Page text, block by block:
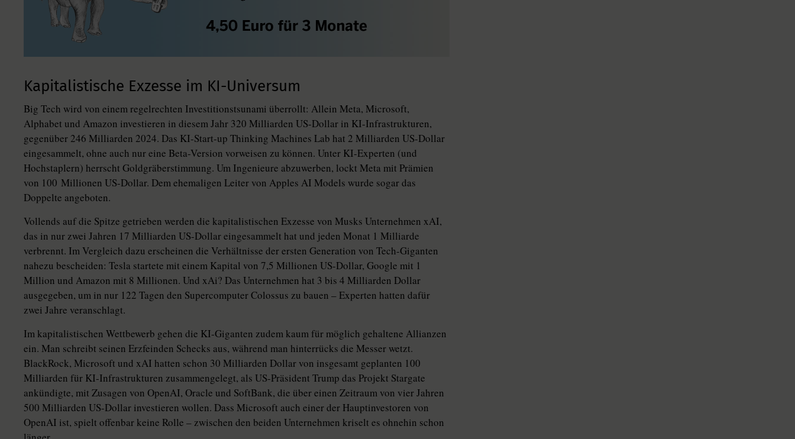
Kapitalistische Exzesse im KI-Universum
Big Tech wird von einem regelrechten Investitionstsunami überrollt: Allein Meta, Microsoft,
Alphabet und Amazon investieren in diesem Jahr 320 Milliarden US-Dollar in KI-Infrastrukturen,
gegenüber 246 Milliarden 2024. Das KI-Start-up Thinking Machines Lab hat 2 Milliarden US-Dollar
eingesammelt, ohne auch nur eine Beta-Version vorweisen zu können. Unter KI-Experten (und
Hochstaplern) herrscht Goldgräberstimmung. Um Ingenieure abzuwerben, lockt Meta mit Prämien
von 100 Millionen US-Dollar. Dem ehemaligen Leiter von Apples AI Models wurde sogar das
Doppelte angeboten.
Vollends auf die Spitze getrieben werden die kapitalistischen Exzesse von Musks Unternehmen xAI,
das in nur zwei Jahren 17 Milliarden US-Dollar eingesammelt hat und jeden Monat 1 Milliarde
verbrennt. Im Vergleich dazu erscheinen die Verhältnisse der ersten Generation von Tech-Giganten
nahezu bescheiden: Tesla startete mit einem Kapital von 7,5 Millionen US-Dollar, Google mit 1
Million und Amazon mit 8 Millionen. Und xAi? Das Unternehmen hat 3 bis 4 Milliarden Dollar
ausgegeben, um in nur 122 Tagen den Supercomputer Colossus zu bauen – Experten hatten dafür
zwei Jahre veranschlagt.
Im kapitalistischen Wettbewerb gehen die KI-Giganten zudem kaum für möglich gehaltene Allianzen
ein. Man schreibt seinen Erzfeinden Schecks aus, während man hinterrücks die Messer wetzt.
BlackRock, Microsoft und xAI hatten schon 30 Milliarden Dollar von insgesamt geplanten 100
Milliarden für KI-Infrastrukturen zusammengelegt, als US-Präsident Trump das Projekt Stargate
ankündigte, mit Zusagen von OpenAI, Oracle und SoftBank, die über einen Zeitraum von vier Jahren
500 Milliarden US-Dollar investieren wollen. Dass Microsoft auch einer der Hauptinvestoren von
OpenAI ist, spielt offenbar keine Rolle – zwischen den beiden Unternehmen kriselt es ohnehin schon